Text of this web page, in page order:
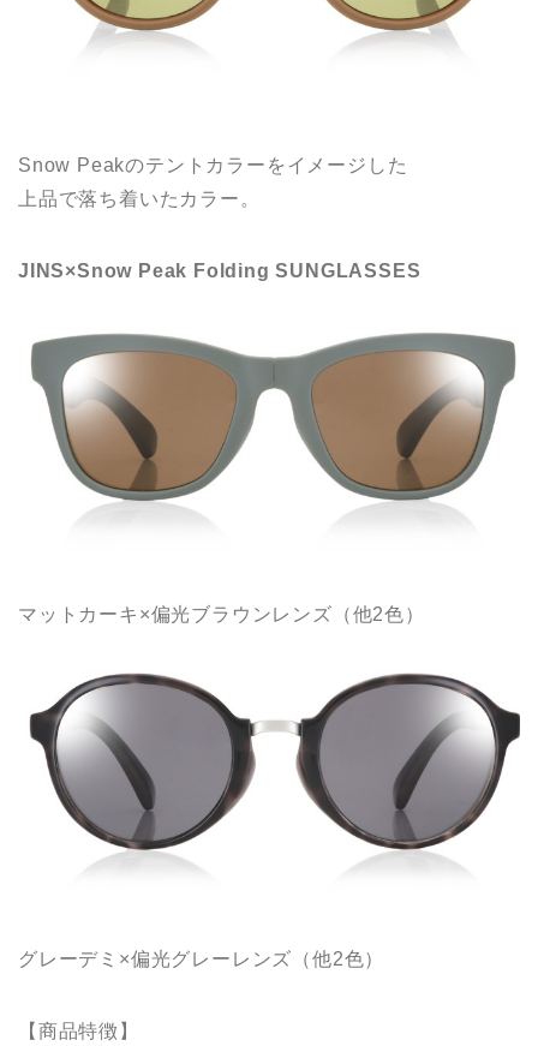
Snow Peakのテントカラーをイメージした
上品で落ち着いたカラー。
JINS×Snow Peak Folding SUNGLASSES
マットカーキ×偏光ブラウンレンズ（他2色）
グレーデミ×偏光グレーレンズ（他2色）
【商品特徴】